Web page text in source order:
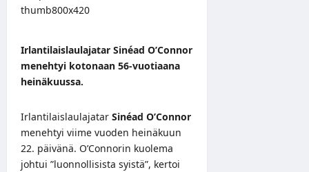
Irlantilaislaulajatar Sinéad O’Connor
menehtyi kotonaan 56-vuotiaana
heinäkuussa.
Irlantilaislaulajatar Sinéad O’Connor
menehtyi viime vuoden heinäkuun
22. päivänä. O’Connorin kuolema
johtui ”luonnollisista syistä”, kertoi